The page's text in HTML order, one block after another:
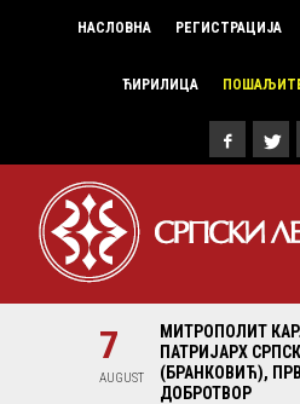
НАСЛОВНА РЕГИСТРАЦИЈА
ЋИРИЛИЦА
7
AUGUST
МИТРОПОЛИТ
ПАТРИЈАРХ
(БРАНКОВИЋ),
ДОБРОТВОР